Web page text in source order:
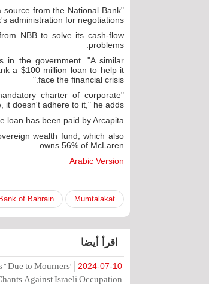
source from the National Bank
administration for negotiations.
NBB to solve its cash-flow
problems.
in the government. "A similar
a $100 million loan to help it
face the financial crisis."
charter of corporate
it doesn't adhere to it," he adds.
has been paid by Arcapita.
wealth fund, which also
owns 56% of McLaren.
Arabic Version
Mumtalakat
of Bahrain
اقرأ أيضا
2024-07-10
Due to Mourners'
Against Israeli Occupation